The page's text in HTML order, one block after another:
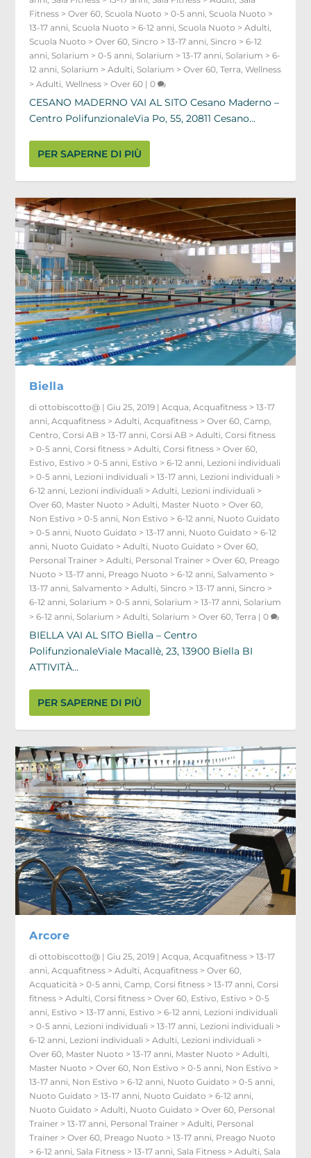
Fitness > Over 60 ,Scuola Nuoto > 0-5 anni ,Scuola Nuoto >
13-17 anni ,Scuola Nuoto > 6-12 anni ,Scuola Nuoto > Adulti
Scuola Nuoto > Over 60 ,Sincro > 13-17 anni ,Sincro > 6-12
anni ,Solarium > 0-5 anni ,Solarium > 13-17 anni ,Solarium > 6-
12 anni ,Solarium > Adulti ,Solarium > Over 60 ,Terra ,Wellness
> Adulti ,Wellness > Over 60 |0
CESANO MADERNO VAI AL SITO Cesano Maderno –
Centro PolifunzionaleVia Po, 55, 20811 Cesano...
PER SAPERNE DI PIÙ
Biella
diottobiscotto@ |Giu 25, 2019 |Acqua,Acquafitness > 13-17
anni,Acquafitness > Adulti,Acquafitness > Over 60,Camp,
Centro,Corsi AB > 13-17 anni,Corsi AB > Adulti,Corsi fitness
> 0-5 anni,Corsi fitness > Adulti,Corsi fitness > Over 60,
Estivo, Estivo > 0-5 anni, Estivo > 6-12 anni, Lezioni individuali
> 0-5 anni, Lezioni individuali > 13-17 anni, Lezioni individuali >
6-12 anni, Lezioni individuali > Adulti, Lezioni individuali >
Over 60, Master Nuoto > Adulti, Master Nuoto > Over 60,
Non Estivo > 0-5 anni, Non Estivo > 6-12 anni, Nuoto Guidato
> 0-5 anni, Nuoto Guidato > 13-17 anni, Nuoto Guidato > 6-12
anni, Nuoto Guidato > Adulti, Nuoto Guidato > Over 60,
Personal Trainer > Adulti, Personal Trainer > Over 60, Preago
Nuoto > 13-17 anni, Preago Nuoto > 6-12 anni,Salvamento >
13-17 anni,Salvamento > Adulti,Sincro > 13-17 anni,Sincro >
6-12 anni,Solarium > 0-5 anni,Solarium > 13-17 anni,Solarium
> 6-12 anni,Solarium > Adulti,Solarium > Over 60,Terra |0
BIELLA VAI AL SITO Biella – Centro
PolifunzionaleViale Macallè, 23, 13900 Biella BI
ATTIVITÀ...
PER SAPERNE DI PIÙ
Arcore
diottobiscotto@ |Giu 25, 2019 |Acqua,Acquafitness > 13-17
anni,Acquafitness > Adulti,Acquafitness > Over 60,
Acquaticità > 0-5 anni,Camp,Corsi fitness > 13-17 anni,Corsi
fitness > Adulti,Corsi fitness > Over 60, Estivo, Estivo > 0-5
anni, Estivo > 13-17 anni, Estivo > 6-12 anni, Lezioni individuali
> 0-5 anni, Lezioni individuali > 13-17 anni, Lezioni individuali >
6-12 anni, Lezioni individuali > Adulti, Lezioni individuali >
Over 60, Master Nuoto > 13-17 anni, Master Nuoto > Adulti,
Master Nuoto > Over 60, Non Estivo > 0-5 anni, Non Estivo >
13-17 anni, Non Estivo > 6-12 anni, Nuoto Guidato > 0-5 anni,
Nuoto Guidato > 13-17 anni, Nuoto Guidato > 6-12 anni,
Nuoto Guidato > Adulti, Nuoto Guidato > Over 60, Personal
Trainer > 13-17 anni, Personal Trainer > Adulti, Personal
Trainer > Over 60, Preago Nuoto > 13-17 anni, Preago Nuoto
> 6-12 anni,Sala Fitness > 13-17 anni,Sala Fitness > Adulti,Sala